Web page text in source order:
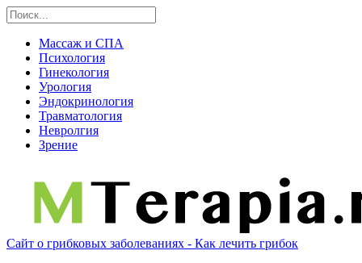
Массаж и СПА
Психология
Гинекология
Урология
Эндокринология
Травматология
Невролгия
Зрение
Сайт о грибковых заболеваниях - Как лечить грибок